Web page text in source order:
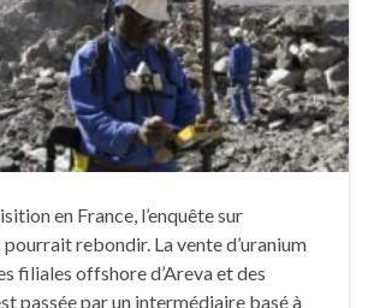
en France, l’enquête sur
pourrait rebondir. La vente d’uranium
filiales offshore d’Areva et des
passée par un intermédiaire basé à